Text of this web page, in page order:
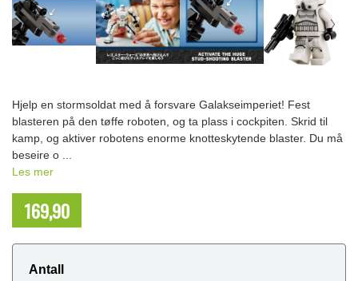
Hjelp en stormsoldat med å forsvare Galakseimperiet! Fest
blasteren på den tøffe roboten, og ta plass i cockpiten. Skrid til
kamp, og aktiver robotens enorme knotteskytende blaster. Du må
beseire o ...
Les mer
169,90
Antall